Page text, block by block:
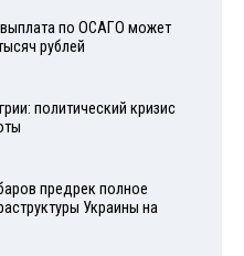
по ОСАГО может
рублей
политический кризис
предрек полное
Украины на